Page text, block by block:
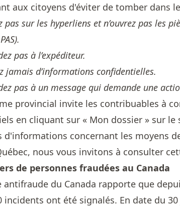
aux citoyens d'éviter de tomber dans
pas sur les hyperliens et n’ouvrez pas les
pas à l’expéditeur.
jamais d’informations confidentielles.
pas à un message qui demande une
provincial invite les contribuables à
en cliquant sur « Mon dossier » sur le
d'informations concernant les moyens
nous vous invitons à consulter
de personnes fraudées au Canada
antifraude du Canada rapporte que
incidents ont été signalés. En date du